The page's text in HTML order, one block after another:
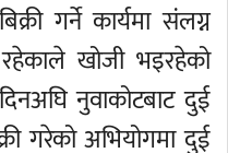
गर्ने कार्यमा संलग्न
खोजी भइरहेको
नुवाकोटबाट दुई
गरेको अभियोगमा दुई